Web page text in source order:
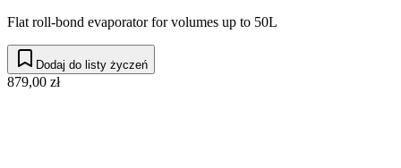
Flat roll-bond evaporator for volumes up to 50L
Dodaj do listy życzeń
879,00 zł